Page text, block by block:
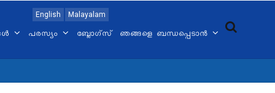
English Malayalam
പരസ്യം ബ്ലോഗ്സ് ഞങ്ങളെ ബന്ധപ്പെടാൻ